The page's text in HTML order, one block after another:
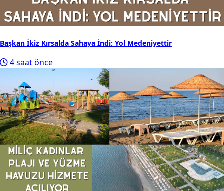
Başkan İkiz Kırsalda Sahaya İndi: Yol Medeniyettir
4 saat önce